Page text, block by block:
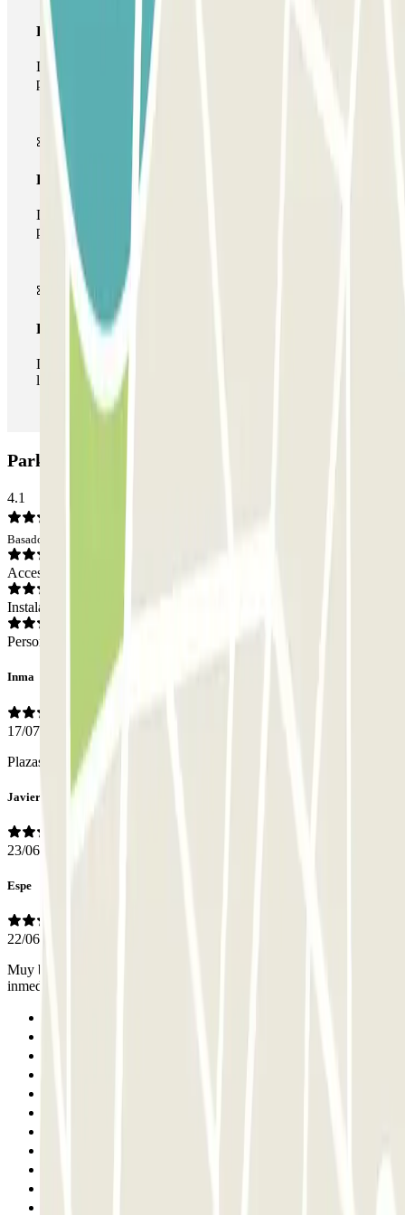
Pase básico
Durante tu estancia podrás entrar y salir una única vez al
parking
Pase multiparking
Durante tu estancia podrás hacer uso de toda la red de
parkings de este operador disponibles en Parclick.
Pase ilimitado
Durante tu estancia podrás entrar y salir del parking todas
las veces que quieras.
Parking Embajadores-Rastro: Opiniones
4.1
Basado en 108 opiniones
Acceso
Instalaciones
Personal
Inma
17/07/2026
Plazas muy grandes y precio mas asequible que otros de la zona
Javier
23/06/2026
Espe
22/06/2026
Muy buena atención telefónica ante una incidencia, resolución
inmediata y sin ningún problema. Agradecida.